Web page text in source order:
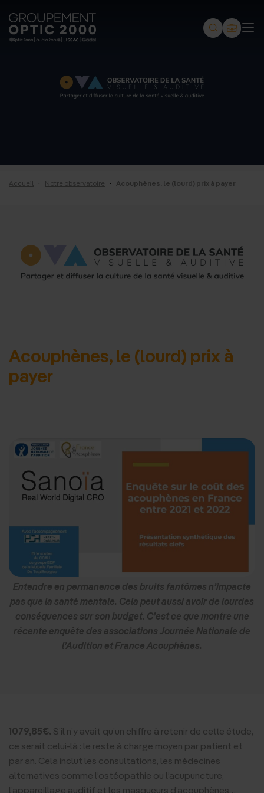
Groupement
Optic
-
Lissac
-
Page
d'accueil
Accueil · Notre observatoire · Acouphènes, le (lourd) prix à payer
Acouphènes, le (lourd) prix à
payer
Entendre en permanence des bruits fantômes n’impacte
pas que la santé mentale. Cela peut aussi avoir de lourdes
conséquences sur son budget. C’est ce que montre une
récente enquête des associations Journée Nationale de
l’Audition et France Acouphènes.
1079,85€. S’il n’y avait qu’un chiffre à retenir de cette étude,
ce serait celui-là : le reste à charge moyen par patient et
par an. Cela inclut les consultations, les médecines
alternatives comme l’ostéopathie ou l’acupuncture,
l’appareillage auditif et les masqueurs d’acouphènes…